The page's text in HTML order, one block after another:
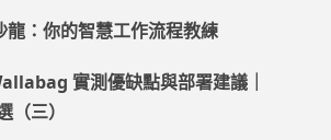
龍：你的智慧工作流程教練
實測優缺點與部署建議｜
三）